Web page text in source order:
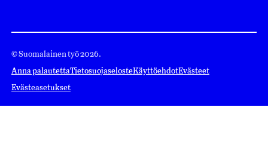
© Suomalainen työ 2026.
Anna palautettaTietosuojaselosteKäyttöehdotEvästeet
Evästeasetukset